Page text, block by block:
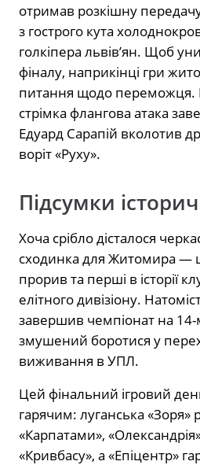
отримав розкішну передачу
з гострого кута
голкіпера львів’ян. Щоб
фіналу, наприкінці гри
питання щодо переможця.
стрімка флангова атака
Едуард Сарапій вколотив
воріт «Руху».
Підсумки
Хоча срібло дісталося
сходинка для Житомира —
прорив та перші в історії
елітного дивізіону.
завершив чемпіонат на 14-
змушений боротися у
виживання в УПЛ.
Цей фінальний ігровий
гарячим: луганська «Зоря»
«Карпатами»,
«Кривбасу», а «Епіцентр»